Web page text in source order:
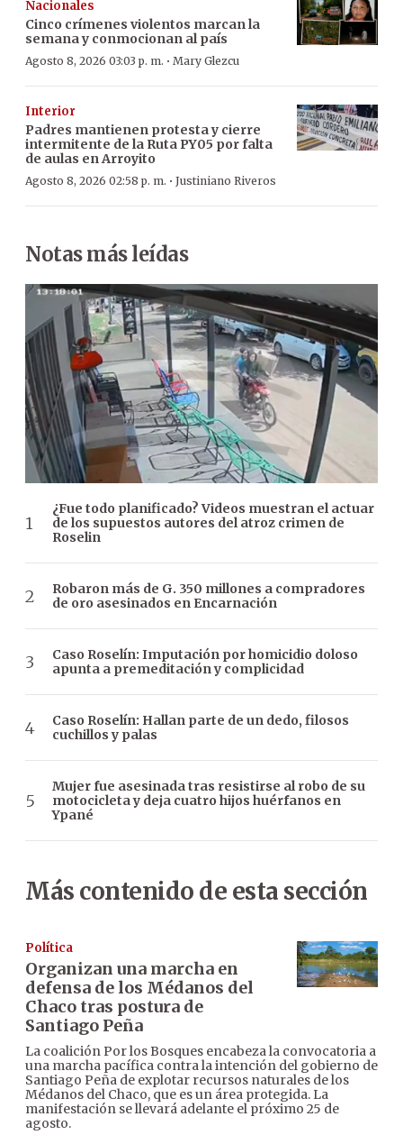
Nacionales
Cinco crímenes violentos marcan la
semana y conmocionan al país
Agosto 8, 2026 03:03 p. m. · Mary Glezcu
Interior
Padres mantienen protesta y cierre
intermitente de la Ruta PY05 por falta
de aulas en Arroyito
Agosto 8, 2026 02:58 p. m. · Justiniano Riveros
Notas más leídas
¿Fue todo planificado? Videos muestran el actuar
de los supuestos autores del atroz crimen de
Roselin
Robaron más de G. 350 millones a compradores
de oro asesinados en Encarnación
Caso Roselín: Imputación por homicidio doloso
apunta a premeditación y complicidad
Caso Roselín: Hallan parte de un dedo, filosos
cuchillos y palas
Mujer fue asesinada tras resistirse al robo de su
motocicleta y deja cuatro hijos huérfanos en
Ypané
Más contenido de esta sección
Política
Organizan una marcha en
defensa de los Médanos del
Chaco tras postura de
Santiago Peña
La coalición Por los Bosques encabeza la convocatoria a
una marcha pacífica contra la intención del gobierno de
Santiago Peña de explotar recursos naturales de los
Médanos del Chaco, que es un área protegida. La
manifestación se llevará adelante el próximo 25 de
agosto.